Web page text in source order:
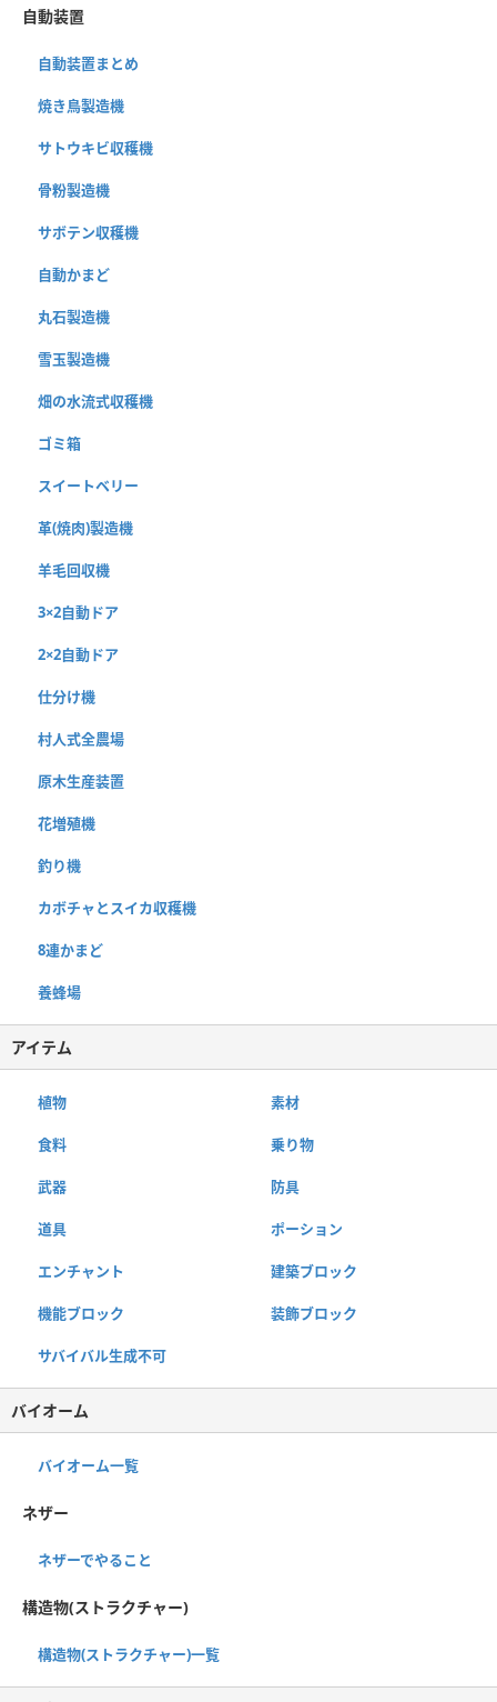
自動装置
自動装置まとめ
焼き鳥製造機
サトウキビ収穫機
骨粉製造機
サボテン収穫機
自動かまど
丸石製造機
雪玉製造機
畑の水流式収穫機
ゴミ箱
スイートベリー
革(焼肉)製造機
羊毛回収機
3×2自動ドア
2×2自動ドア
仕分け機
村人式全農場
原木生産装置
花増殖機
釣り機
カボチャとスイカ収穫機
8連かまど
養蜂場
アイテム
植物 素材
食料 乗り物
武器 防具
道具 ポーション
エンチャント 建築ブロック
機能ブロック 装飾ブロック
サバイバル生成不可
バイオーム
バイオーム一覧
ネザー
ネザーでやること
構造物(ストラクチャー)
構造物(ストラクチャー)一覧